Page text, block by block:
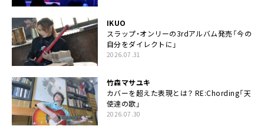
IKUO
スラップ・オンリーの3rdアルバム発売「今の
自分をダイレクトに」
2026.07.31
竹森マサユキ
カバーを超えた表現とは？ RE:Chording「天
使達の歌」
2026.07.30